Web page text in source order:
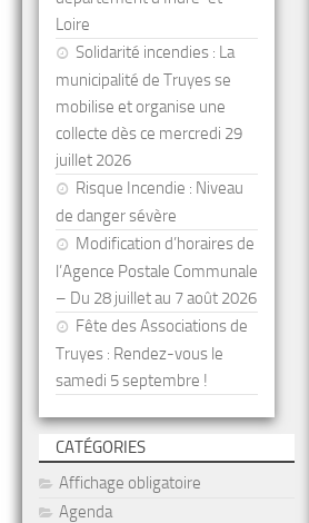
Loire
Solidarité incendies : La
municipalité de Truyes se
mobilise et organise une
collecte dès ce mercredi 29
juillet 2026
Risque Incendie : Niveau
de danger sévère
Modification d’horaires de
l’Agence Postale Communale
– Du 28 juillet au 7 août 2026
Fête des Associations de
Truyes : Rendez-vous le
samedi 5 septembre !
CATÉGORIES
Affichage obligatoire
Agenda